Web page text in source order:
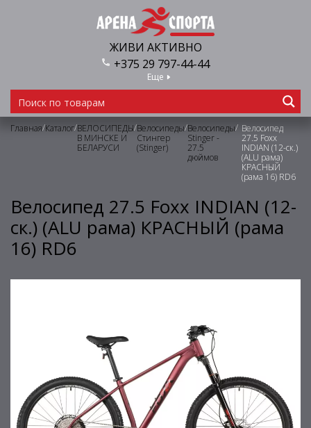
ЖИВИ АКТИВНО
+375 29 797-44-44
Еще
Главная/Каталог/ВЕЛОСИПЕДЫ
В МИНСКЕ И
БЕЛАРУСИ
/Велосипеды
Стингер
(Stinger)
/Велосипеды
Stinger -
27.5
дюймов
/ Велосипед
27.5 Foxx
INDIAN (12-ск.)
(ALU рама)
КРАСНЫЙ
(рама 16) RD6
Велосипед 27.5 Foxx INDIAN (12-
ск.) (ALU рама) КРАСНЫЙ (рама
16) RD6